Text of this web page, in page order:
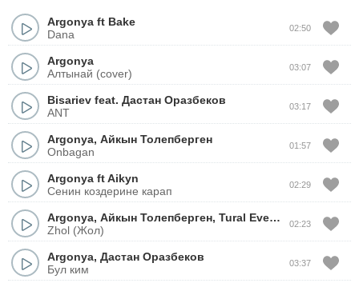
Argonya ft Bake
Dana
02:50
Argonya
Алтынай (cover)
03:07
Bisariev feat. Дастан Оразбеков
ANT
03:17
Argonya, Айкын Толепберген
Onbagan
01:57
Argonya ftAikyn
Сенин коздерине карап
02:29
Argonya, Айкын Толепберген, Tural Everest
Zhol (Жол)
02:23
Argonya, Дастан Оразбеков
Бул ким
03:37